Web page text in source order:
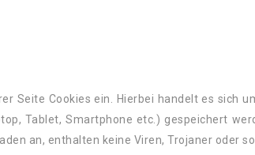
Seite Cookies ein. Hierbei handelt es sich
Tablet, Smartphone etc.) gespeichert
an, enthalten keine Viren, Trojaner oder